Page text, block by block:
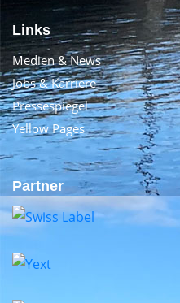
Links
Medien & News
Jobs & Karriere
Pressespiegel
Yellow Pages
Partner